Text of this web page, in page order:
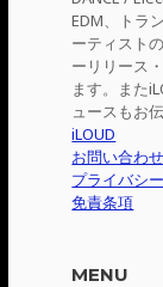
EDM、トラ
ーティスト
ーリリース
ます。また
ュースもお
iLOUD
お問い合わせ
プライバシ
免責条項
MENU